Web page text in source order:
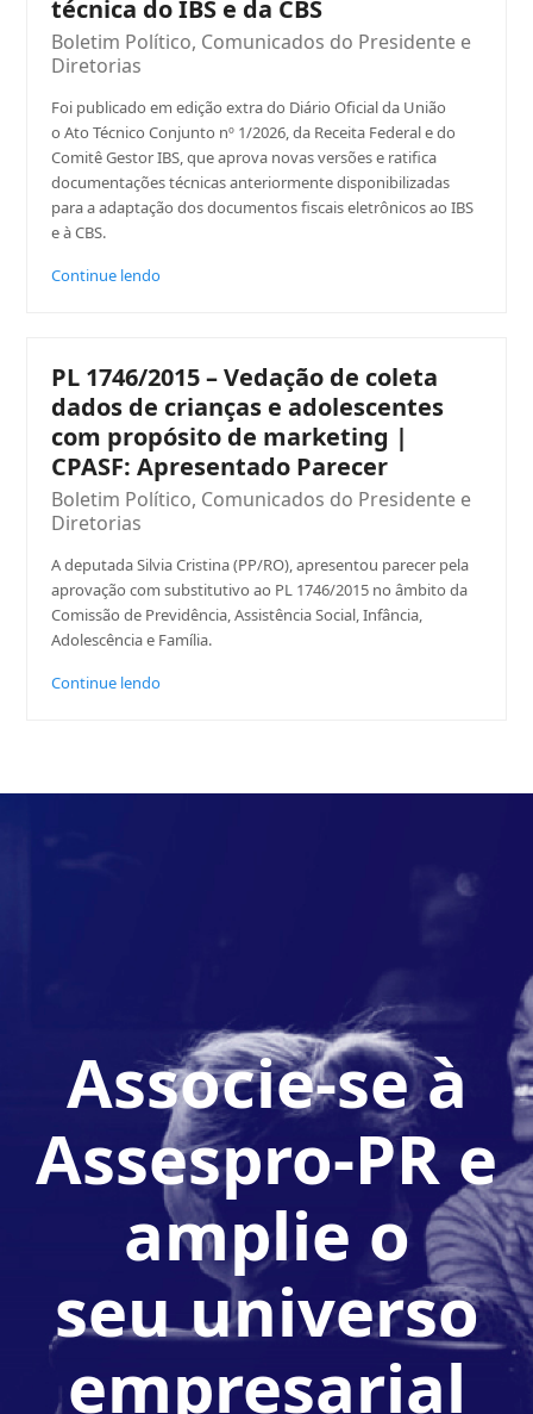
técnica do IBS e da CBS
Boletim Político, Comunicados do Presidente e
Diretorias
Foi publicado em edição extra do Diário Oficial da União
o Ato Técnico Conjunto nº 1/2026, da Receita Federal e do
Comitê Gestor IBS, que aprova novas versões e ratifica
documentações técnicas anteriormente disponibilizadas
para a adaptação dos documentos fiscais eletrônicos ao IBS
e à CBS.
Continue lendo
PL 1746/2015 – Vedação de coleta
dados de crianças e adolescentes
com propósito de marketing |
CPASF: Apresentado Parecer
Boletim Político, Comunicados do Presidente e
Diretorias
A deputada Silvia Cristina (PP/RO), apresentou parecer pela
aprovação com substitutivo ao PL 1746/2015 no âmbito da
Comissão de Previdência, Assistência Social, Infância,
Adolescência e Família.
Continue lendo
Associe-se à
Assespro-PR e
amplie o
seu universo
empresarial